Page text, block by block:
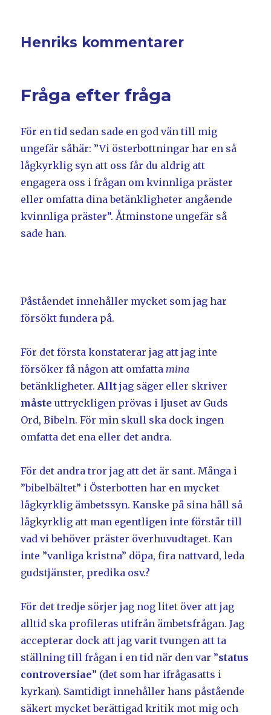
Henriks kommentarer
Fråga efter fråga
För en tid sedan sade en god vän till mig
ungefär såhär: ”Vi österbottningar har en så
lågkyrklig syn att oss får du aldrig att
engagera oss i frågan om kvinnliga präster
eller omfatta dina betänkligheter angående
kvinnliga präster”. Åtminstone ungefär så
sade han.
Påståendet innehåller mycket som jag har
försökt fundera på.
För det första konstaterar jag att jag inte
försöker få någon att omfattamina
betänkligheter.Allt jag säger eller skriver
måste uttryckligen prövas i ljuset av Guds
Ord, Bibeln. För min skull ska dock ingen
omfatta det ena eller det andra.
För det andra tror jag att det är sant. Många i
”bibelbältet” i Österbotten har en mycket
lågkyrklig ämbetssyn. Kanske på sina håll så
lågkyrklig att man egentligen inte förstår till
vad vi behöver präster överhuvudtaget. Kan
inte ”vanliga kristna” döpa, fira nattvard, leda
gudstjänster, predika osv.?
För det tredje sörjer jag nog litet över att jag
alltid ska profileras utifrån ämbetsfrågan. Jag
accepterar dock att jag varit tvungen att ta
ställning till frågan i en tid när den var ”status
controversiae” (det som har ifrågasatts i
kyrkan). Samtidigt innehåller hans påstående
säkert mycket berättigad kritik mot mig och